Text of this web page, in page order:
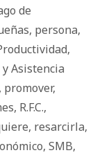
de
, persona,
,
Asistencia
, promover,
, R.F.C.,
, resarcirla,
, SMB,